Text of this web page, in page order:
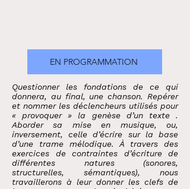
EN PROGRAMMATION
Questionner les fondations de ce qui
donnera, au final, une chanson. Repérer
et nommer les déclencheurs utilisés pour
« provoquer » la genèse d’un texte .
Aborder sa mise en musique, ou,
inversement, celle d’écrire sur la base
d’une trame mélodique. À travers des
exercices de contraintes d’écriture de
différentes natures (sonores,
structurelles, sémantiques), nous
travaillerons à leur donner les clefs de